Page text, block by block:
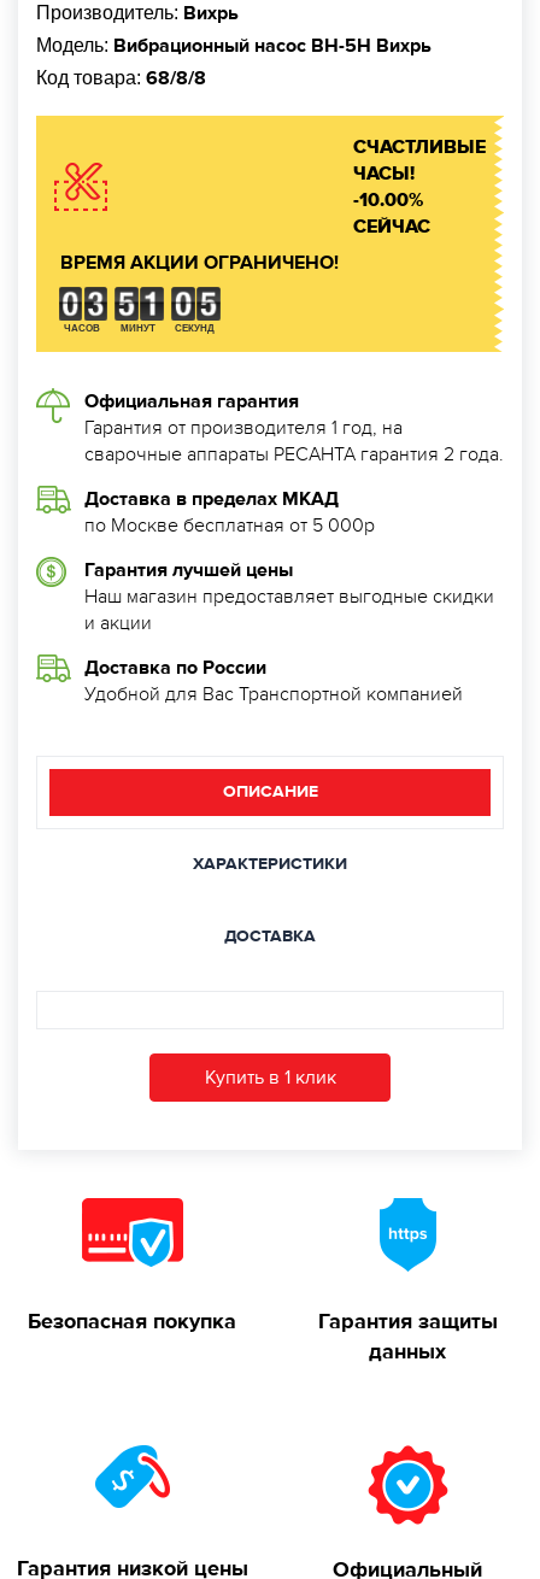
Производитель: Вихрь
Модель: Вибрационный насос ВН-5Н Вихрь
Код товара: 68/8/8
СЧАСТЛИВЫЕ
ЧАСЫ!
-10.00%
СЕЙЧАС
ВРЕМЯ АКЦИИ ОГРАНИЧЕНО!
ЧАСОВ МИНУТ СЕКУНД
Официальная гарантия
Гарантия от производителя 1 год, на
сварочные аппараты РЕСАНТА гарантия 2 года.
Доставка в пределах МКАД
по Москве бесплатная от 5 000р
Гарантия лучшей цены
Наш магазин предоставляет выгодные скидки
и акции
Доставка по России
Удобной для Вас Транспортной компанией
ОПИСАНИЕ
ХАРАКТЕРИСТИКИ
ДОСТАВКА
Купить в 1 клик
Безопасная покупка
Гарантия защиты
данных
Гарантия низкой цены Официальный